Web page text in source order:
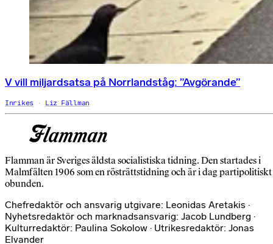
V vill miljardsatsa på Norrlandståg: ”Avgörande”
Inrikes Liz Fällman
Flamman är Sveriges äldsta socialistiska tidning. Den startades i
Malmfälten 1906 som en rösträttstidning och är i dag partipolitiskt
obunden.
Chefredaktör och ansvarig utgivare: Leonidas Aretakis ·
Nyhetsredaktör och marknadsansvarig: Jacob Lundberg ·
Kulturredaktör: Paulina Sokolow · Utrikesredaktör: Jonas
Elvander